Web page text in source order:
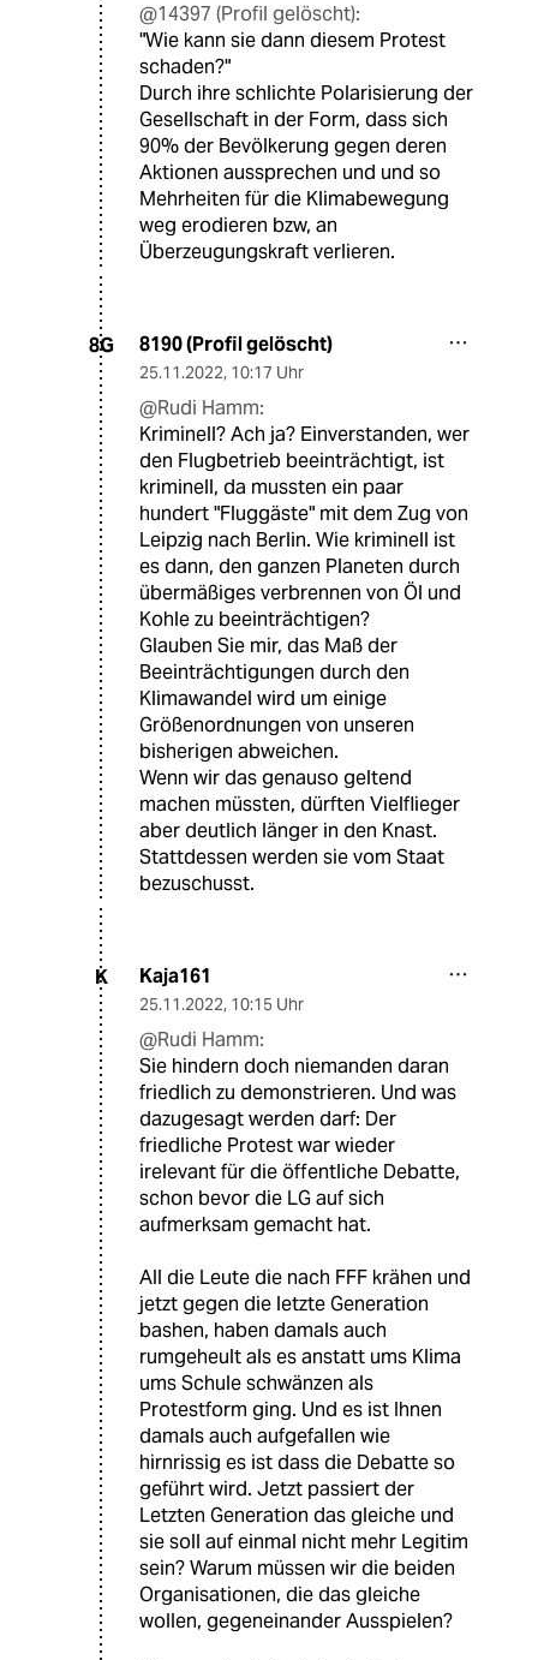
@14397 (Profil gelöscht):
"Wie kann sie dann diesem Protest
schaden?"
Durch ihre schlichte Polarisierung der
Gesellschaft in der Form, dass sich
90% der Bevölkerung gegen deren
Aktionen aussprechen und und so
Mehrheiten für die Klimabewegung
weg erodieren bzw, an
Überzeugungskraft verlieren.
8G 8190 (Profil gelöscht)
25.11.2022, 10:17 Uhr
@Rudi Hamm:
Kriminell? Ach ja? Einverstanden, wer
den Flugbetrieb beeinträchtigt, ist
kriminell, da mussten ein paar
hundert "Fluggäste" mit dem Zug von
Leipzig nach Berlin. Wie kriminell ist
es dann, den ganzen Planeten durch
übermäßiges verbrennen von Öl und
Kohle zu beeinträchtigen?
Glauben Sie mir, das Maß der
Beeinträchtigungen durch den
Klimawandel wird um einige
Größenordnungen von unseren
bisherigen abweichen.
Wenn wir das genauso geltend
machen müssten, dürften Vielflieger
aber deutlich länger in den Knast.
Stattdessen werden sie vom Staat
bezuschusst.
K Kaja161
25.11.2022, 10:15 Uhr
@Rudi Hamm:
Sie hindern doch niemanden daran
friedlich zu demonstrieren. Und was
dazugesagt werden darf: Der
friedliche Protest war wieder
irelevant für die öffentliche Debatte,
schon bevor die LG auf sich
aufmerksam gemacht hat.
All die Leute die nach FFF krähen und
jetzt gegen die letzte Generation
bashen, haben damals auch
rumgeheult als es anstatt ums Klima
ums Schule schwänzen als
Protestform ging. Und es ist Ihnen
damals auch aufgefallen wie
hirnrissig es ist dass die Debatte so
geführt wird. Jetzt passiert der
Letzten Generation das gleiche und
sie soll auf einmal nicht mehr Legitim
sein? Warum müssen wir die beiden
Organisationen, die das gleiche
wollen, gegeneinander Ausspielen?